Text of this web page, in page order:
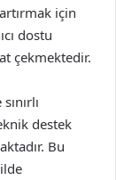
için
dostu
çekmektedir.
destek
Bu